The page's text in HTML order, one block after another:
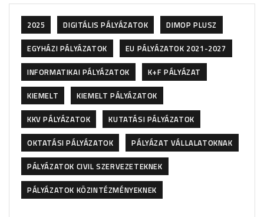
2025 DIGITÁLIS PÁLYÁZATOK
DIMOP PLUSZ
EGYHÁZI PÁLYÁZATOK
EU PÁLYÁZATOK 2021-2027
INFORMATIKAI PÁLYÁZATOK
K+F PÁLYÁZAT
KIEMELT
KIEMELT PÁLYÁZATOK
KKV PÁLYÁZATOK
KUTATÁSI PÁLYÁZATOK
OKTATÁSI PÁLYÁZATOK
PÁLYÁZAT VÁLLALATOKNAK
PÁLYÁZATOK CIVIL SZERVEZETEKNEK
PÁLYÁZATOK KÖZINTÉZMÉNYEKNEK